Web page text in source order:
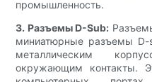
промышленность.
3. Разъемы D-Sub:
миниатюрные разъемы D-
металлическим
окружающим контакты.